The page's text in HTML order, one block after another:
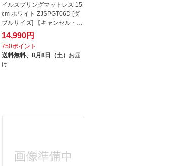
イルスプリングマットレス 15
cm ホワイト ZJSPGT06D [ダ
ブルサイズ] 【キャンセル・返
品不...
14,990円
750ポイント
送料無料、 8月8日（土） お届
け